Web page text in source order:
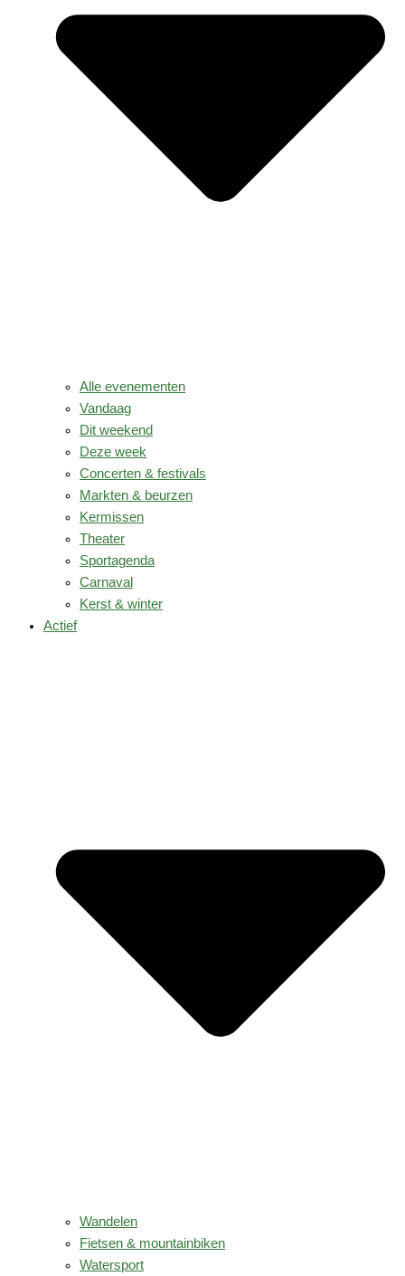
Alle evenementen
Vandaag
Dit weekend
Deze week
Concerten & festivals
Markten & beurzen
Kermissen
Theater
Sportagenda
Carnaval
Kerst & winter
Actief
Wandelen
Fietsen & mountainbiken
Watersport